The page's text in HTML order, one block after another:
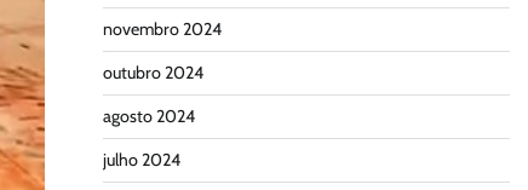
novembro 2024
outubro 2024
agosto 2024
julho 2024